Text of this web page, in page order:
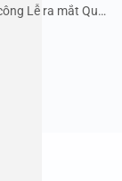
Lễ ra mắt Quỹ